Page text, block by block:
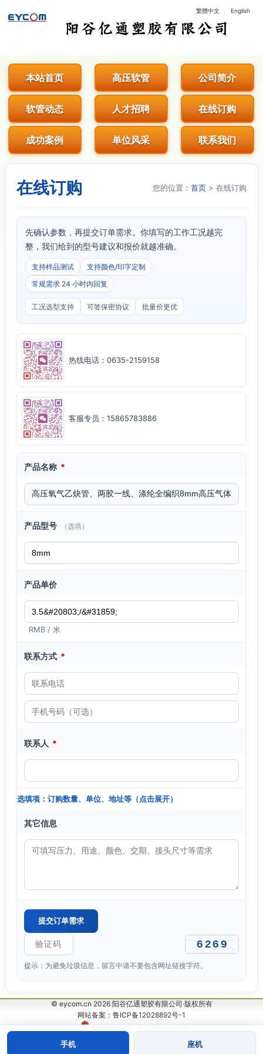
阳谷亿通塑胶有限公司 - 专业生产
繁體中文 English
本站首页 高压软管 公司简介
软管动态 人才招聘 在线订购
成功案例 单位风采 联系我们
在线订购 您的位置：首页 > 在线订购
先确认参数，再提交订单需求。你填写的工作工况越完
整，我们给到的型号建议和报价就越准确。
支持样品测试
支持颜色/印字定制
常规需求 24 小时内回复
工况选型支持 可签保密协议 批量价更优
热线电话：0635-2159158
客服专员：15865783886
产品名称 *
产品型号 （选填）
产品单价
RMB / 米
联系方式 *
联系人 *
选填项：订购数量、单位、地址等（点击展开）
其它信息
提示：为避免垃圾信息，留言中请不要包含网址链接字符。
手机 座机
© eycom.cn 2026 阳谷亿通塑胶有限公司·版权所有
网站备案：鲁ICP备12028892号-1
鲁公网安备37152102000159